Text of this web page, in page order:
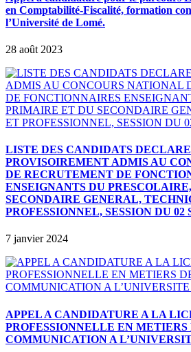
en Comptabilité-Fiscalité, formation
l’Université de Lomé.
28 août 2023
LISTE DES CANDIDATS
PROVISOIREMENT ADMIS AU
DE RECRUTEMENT DE
ENSEIGNANTS DU
SECONDAIRE GENERAL,
PROFESSIONNEL, SESSION DU 02
7 janvier 2024
APPEL A CANDIDATURE A LA
PROFESSIONNELLE EN METIERS
COMMUNICATION A